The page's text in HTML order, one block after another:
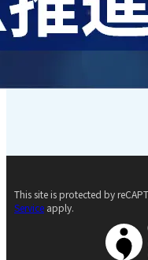
This site is protected by
Service apply.